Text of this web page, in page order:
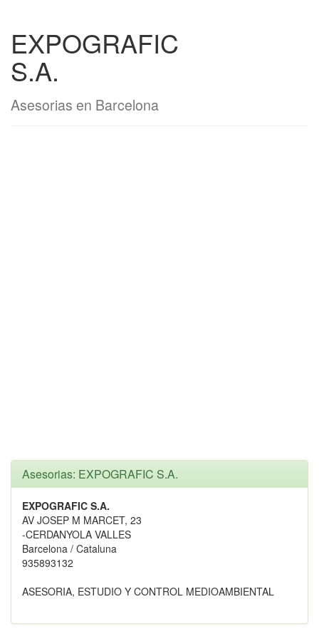
EXPOGRAFIC
S.A.
Asesorias en Barcelona
Asesorias: EXPOGRAFIC S.A.
EXPOGRAFIC S.A.
AV JOSEP M MARCET, 23
-CERDANYOLA VALLES
Barcelona / Cataluna
935893132
ASESORIA, ESTUDIO Y CONTROL MEDIOAMBIENTAL